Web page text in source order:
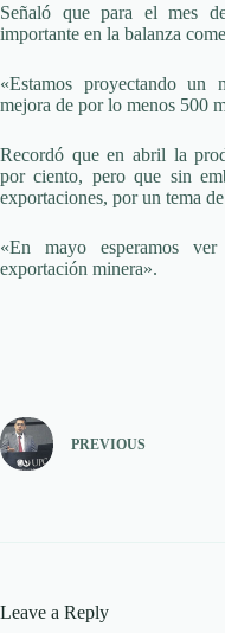
Señaló que para el mes
importante en la balanza
«Estamos proyectando
mejora de por lo menos 500
Recordó que en abril la
por ciento, pero que sin
exportaciones, por un tema
«En mayo esperamos
exportación minera».
PREVIOUS
Leave a Reply